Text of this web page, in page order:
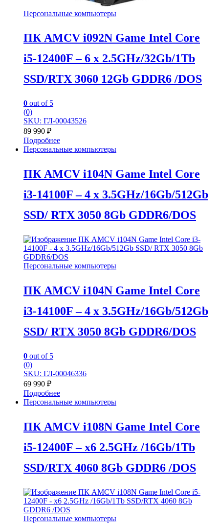
Персональные компьютеры
ПК AMCV i092N Game Intel Core
i5-12400F – 6 x 2.5GHz/32Gb/1Tb
SSD/RTX 3060 12Gb GDDR6 /DOS
0 out of 5
(0)
SKU: ГЛ-00043526
89 990 ₽
Подробнее
Персональные компьютеры
ПК AMCV i104N Game Intel Core
i3-14100F – 4 x 3.5GHz/16Gb/512Gb
SSD/ RTX 3050 8Gb GDDR6/DOS
Персональные компьютеры
ПК AMCV i104N Game Intel Core
i3-14100F – 4 x 3.5GHz/16Gb/512Gb
SSD/ RTX 3050 8Gb GDDR6/DOS
0 out of 5
(0)
SKU: ГЛ-00046336
69 990 ₽
Подробнее
Персональные компьютеры
ПК AMCV i108N Game Intel Core
i5-12400F – x6 2.5GHz /16Gb/1Tb
SSD/RTX 4060 8Gb GDDR6 /DOS
Персональные компьютеры